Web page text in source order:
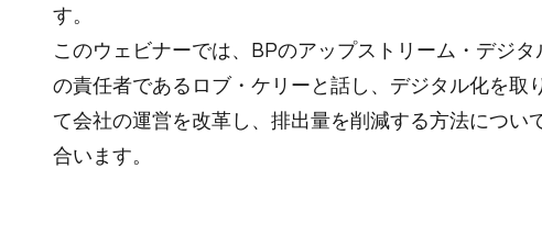
す。
このウェビナーでは、BPのアップストリーム・デジタ
の責任者であるロブ・ケリーと話し、デジタル化を取
て会社の運営を改革し、排出量を削減する方法につい
合います。